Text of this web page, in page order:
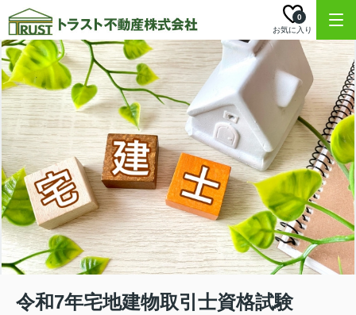
お気に入り
0
令和7年宅地建物取引士資格試験